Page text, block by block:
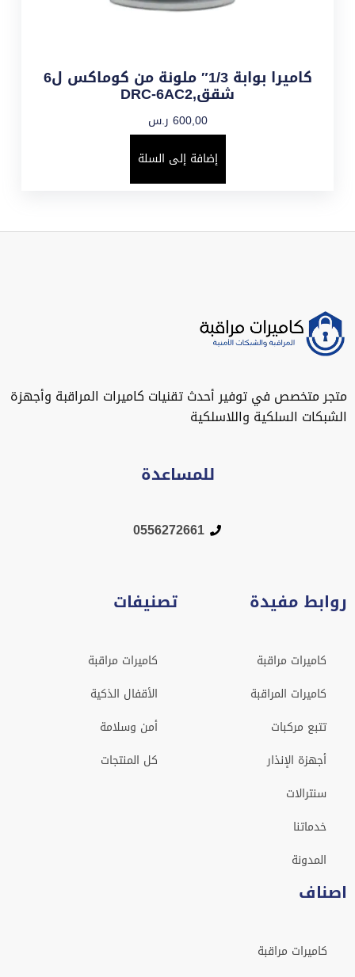
كاميرا بوابة 1/3″ ملونة من كوماكس ل6
شقق,DRC-6AC2
600,00 ر.س
إضافة إلى السلة
متجر متخصص في توفير أحدث تقنيات كاميرات المراقبة وأجهزة
الشبكات السلكية واللاسلكية
للمساعدة
0556272661
روابط مفيدة
كاميرات مراقبة
كاميرات المراقبة
تتبع مركبات
أجهزة الإنذار
سنترالات
خدماتنا
المدونة
تصنيفات
كاميرات مراقبة
الأقفال الذكية
أمن وسلامة
كل المنتجات
اصناف
كاميرات مراقبة